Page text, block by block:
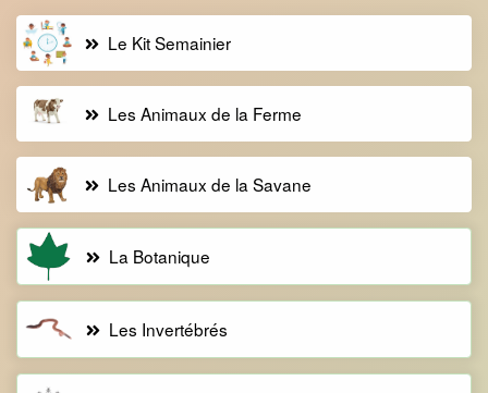
Le Kit Semainier
Les Animaux de la Ferme
Les Animaux de la Savane
La Botanique
Les Invertébrés